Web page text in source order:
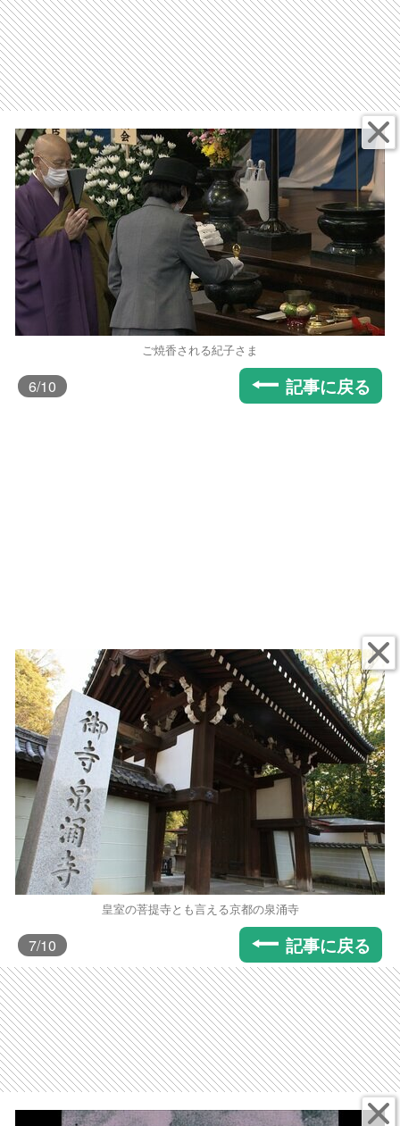
ご焼香される紀子さま
6/10 記事に戻る
皇室の菩提寺とも言える京都の泉涌寺
7/10 記事に戻る